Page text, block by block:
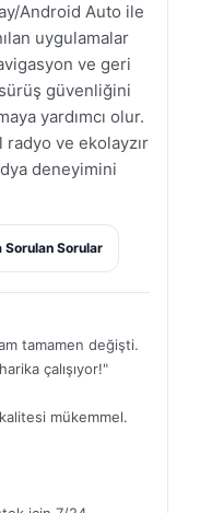
Android Auto ile
uygulamalar
ve geri
güvenliğini
yardımcı olur.
ve ekolayzır
deneyimini
Sorulan Sorular
tamamen değişti.
çalışıyor!"
kalitesi mükemmel.